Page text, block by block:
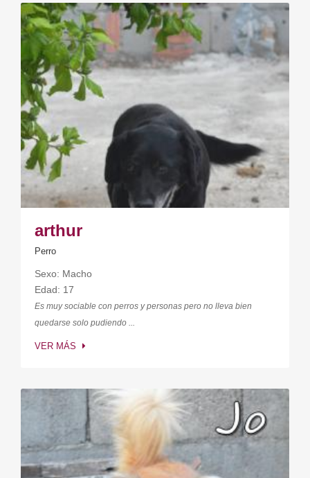
arthur
Perro
Sexo: Macho
Edad: 17
Es muy sociable con perros y personas pero no lleva bien
quedarse solo pudiendo ...
VER MÁS